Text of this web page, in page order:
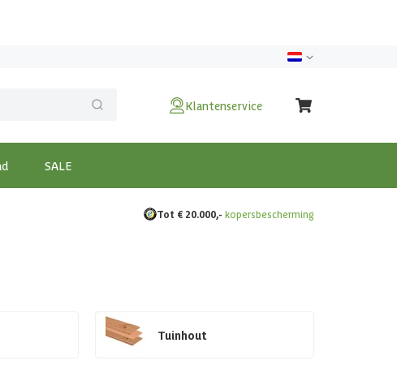
Klantenservice
SALE
Tot € 20.000,- kopersbescherming
Tuinhout